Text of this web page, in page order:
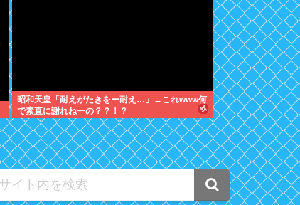
昭和天皇「耐えがたきをー耐え…」←これwww何
で素直に謝れねーの？？！？